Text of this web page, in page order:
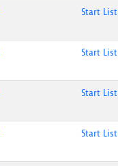
Start List
Start List
Start List
Start List